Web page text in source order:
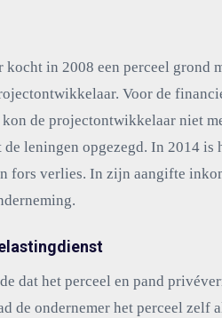
in 2008 een perceel grond
Voor de
de projectontwikkelaar niet
leningen opgezegd. In 2014 is
fors verlies. In zijn aangifte
dat het perceel en pand
de ondernemer het perceel